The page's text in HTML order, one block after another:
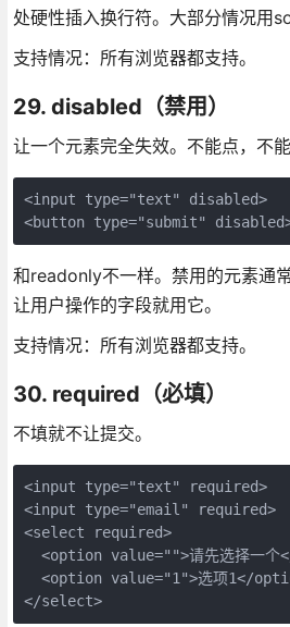
处硬性插入换行符。大部分情况用
支持情况：所有浏览器都支持。
29. disabled（禁用）
让一个元素完全失效。不能点，不
<input type="text" disabled>
<button type="submit" disabled>
和readonly不一样。禁用的元素通
让用户操作的字段就用它。
支持情况：所有浏览器都支持。
30. required（必填）
不填就不让提交。
<input type="text" required>
<input type="email" required>
<select required>
<option value="">请先选择一个
<option value="1">选项1</
</select>